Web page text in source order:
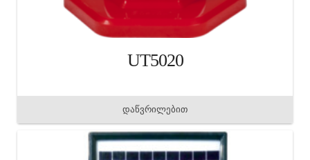
UT5020
დაწვრილებით